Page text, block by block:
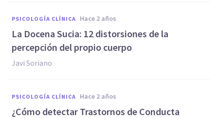
PSICOLOGÍA CLÍNICA hace 2 años
La Docena Sucia: 12 distorsiones de la
percepción del propio cuerpo
Javi Soriano
PSICOLOGÍA CLÍNICA hace 2 años
¿Cómo detectar Trastornos de Conducta